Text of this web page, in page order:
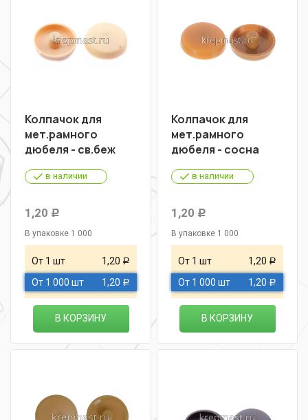
Колпачок для
мет.рамного
дюбеля - св.беж
в наличии
1,20 Р
В упаковке 1 000
От 1 шт 1,20 Р
От 1 000 шт 1,20 Р
В КОРЗИНУ
Колпачок для
мет.рамного
дюбеля - сосна
в наличии
1,20 Р
В упаковке 1 000
От 1 шт 1,20 Р
От 1 000 шт 1,20 Р
В КОРЗИНУ